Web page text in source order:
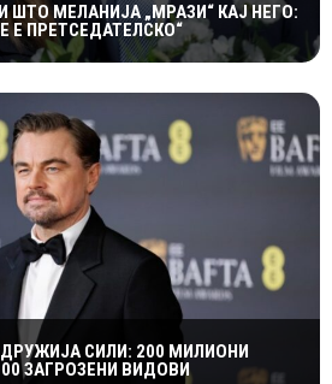
ШТО МЕЛАНИЈА „МРАЗИ“ КАЈ НЕГО:
Е ПРЕТСЕДАТЕЛСКО“
СИЛИ: 200 МИЛИОНИ
ЗАГРОЗЕНИ ВИДОВИ